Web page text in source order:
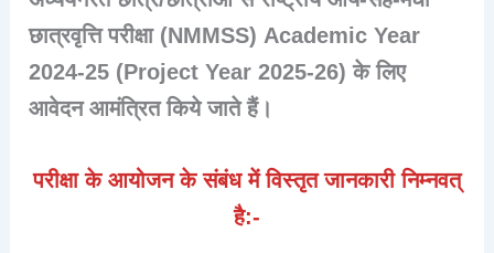
छात्रवृत्ति परीक्षा (NMMSS) Academic Year
2024-25 (Project Year 2025-26) के लिए
आवेदन आमंत्रित किये जाते हैं।
परीक्षा के आयोजन के संबंध में विस्तृत जानकारी निम्नवत्
है:-